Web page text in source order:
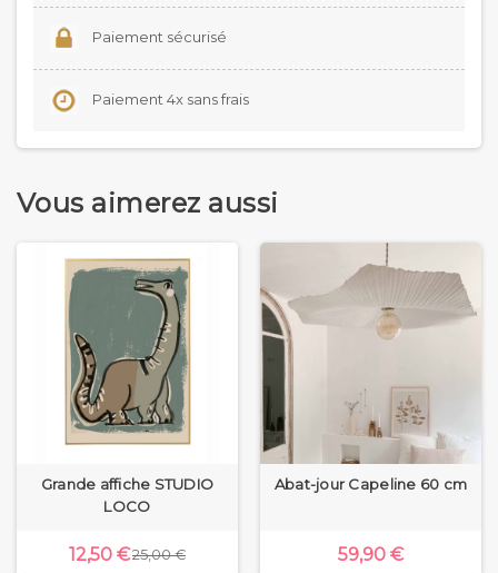
Paiement sécurisé
Paiement 4x sans frais
Vous aimerez aussi
Grande affiche STUDIO
LOCO
12,50 €25,00 €
Abat-jour Capeline 60 cm
59,90 €